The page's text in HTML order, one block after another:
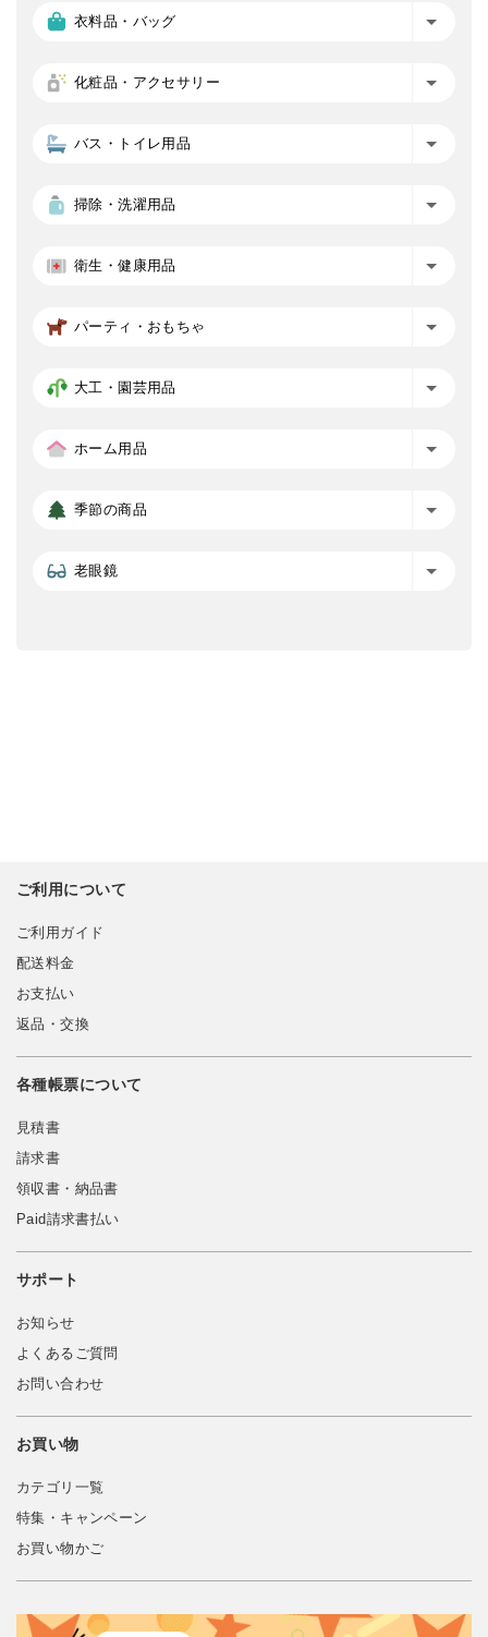
衣料品・バッグ
化粧品・アクセサリー
バス・トイレ用品
掃除・洗濯用品
衛生・健康用品
パーティ・おもちゃ
大工・園芸用品
ホーム用品
季節の商品
老眼鏡
ご利用について
ご利用ガイド
配送料金
お支払い
返品・交換
各種帳票について
見積書
請求書
領収書・納品書
Paid請求書払い
サポート
お知らせ
よくあるご質問
お問い合わせ
お買い物
カテゴリ一覧
特集・キャンペーン
お買い物かご